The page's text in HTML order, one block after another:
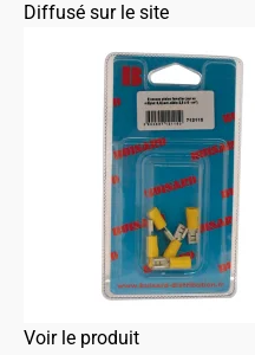
Diffusé sur le site
Voir le produit